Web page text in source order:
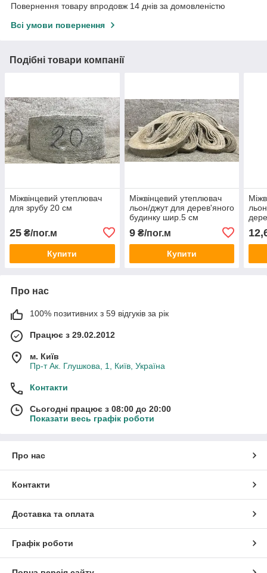
Повернення товару впродовж 14 днів за домовленістю
Всі умови повернення
Подібні товари компанії
Міжвінцевий утеплювач
для зрубу 20 см
25 ₴/пог.м
Купити
Міжвінцевий утеплювач
льон/джут для дерев'яного
будинку шир.5 см
9₴/пог.м
Купити
Про нас
100% позитивних з 59 відгуків за рік
Працює з 29.02.2012
м. Київ
Пр-т Ак. Глушкова, 1, Київ, Україна
Контакти
Сьогодні працює з 08:00 до 20:00
Показати весь графік роботи
Про нас
Контакти
Доставка та оплата
Графік роботи